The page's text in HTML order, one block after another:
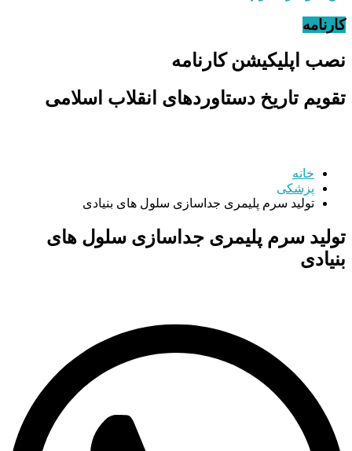
کارنامه
نصب اپلیکیشن کارنامه
تقویم تاریخ دستاوردهای انقلاب اسلامی
خانه
پزشکی
تولید سرم پلیمری جداسازی سلول های بنیادی
تولید سرم پلیمری جداسازی سلول های
بنیادی